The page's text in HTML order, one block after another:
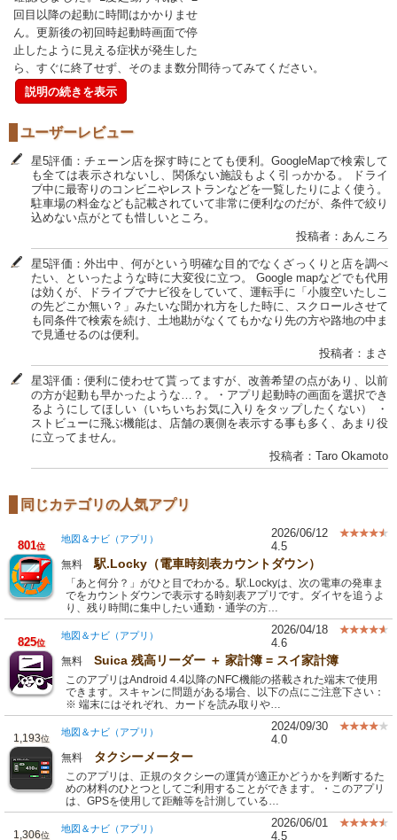
回目以降の起動に時間はかかりませ
ん。更新後の初回時起動時画面で停
止したように見える症状が発生した
ら、すぐに終了せず、そのまま数分間待ってみてください。
説明の続きを表示
ユーザーレビュー
星5評価：チェーン店を探す時にとても便利。GoogleMapで検索して
も全ては表示されないし、関係ない施設もよく引っかかる。 ドライ
ブ中に最寄りのコンビニやレストランなどを一覧したりによく使う。
駐車場の料金なども記載されていて非常に便利なのだが、条件で絞り
込めない点がとても惜しいところ。
投稿者：あんころ
星5評価：外出中、何がという明確な目的でなくざっくりと店を調べ
たい、といったような時に大変役に立つ。 Google mapなどでも代用
は効くが、ドライブでナビ役をしていて、運転手に「小腹空いたしこ
の先どこか無い？」みたいな聞かれ方をした時に、スクロールさせて
も同条件で検索を続け、土地勘がなくてもかなり先の方や路地の中ま
で見通せるのは便利。
投稿者：まさ
星3評価：便利に使わせて貰ってますが、改善希望の点があり、以前
の方が起動も早かったような…？。・アプリ起動時の画面を選択でき
るようにしてほしい（いちいちお気に入りをタップしたくない） ・
ストビューに飛ぶ機能は、店舗の裏側を表示する事も多く、あまり役
に立ってません。
投稿者：Taro Okamoto
同じカテゴリの人気アプリ
801位
地図＆ナビ（アプリ）
2026/06/12
4.5
無料 駅.Locky（電車時刻表カウントダウン）
「あと何分？」がひと目でわかる。駅.Lockyは、次の電車の発車ま
でをカウントダウンで表示する時刻表アプリです。ダイヤを追うよ
り、残り時間に集中したい通勤・通学の方…
825位
地図＆ナビ（アプリ）
2026/04/18
4.6
無料 Suica 残高リーダー ＋ 家計簿 = スイ家計簿
このアプリはAndroid 4.4以降のNFC機能の搭載された端末で使用
できます。スキャンに問題がある場合、以下の点にご注意下さい：
※ 端末にはそれぞれ、カードを読み取りや…
1,193位
地図＆ナビ（アプリ）
2024/09/30
4.0
無料 タクシーメーター
このアプリは、正規のタクシーの運賃が適正かどうかを判断するた
めの材料のひとつとしてご利用することができます。・このアプリ
は、GPSを使用して距離等を計測している…
1,306位
地図＆ナビ（アプリ）
2026/06/01
4.5